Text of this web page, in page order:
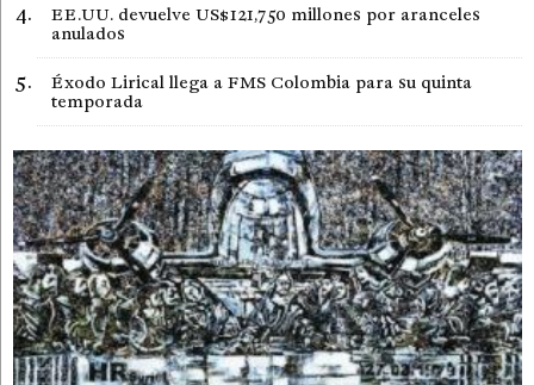
EE.UU. devuelve US$121,750 millones por aranceles
anulados
Éxodo Lirical llega a FMS Colombia para su quinta
temporada